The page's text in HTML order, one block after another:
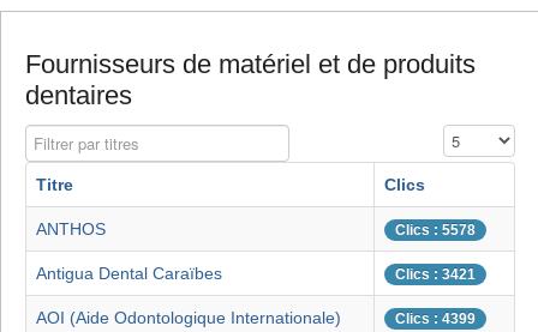
Fournisseurs de matériel et de produits
dentaires
Filtrer par titres Affichage #
Titre Clics
ANTHOS Clics : 5578
Antigua Dental Caraïbes Clics : 3421
AOI (Aide Odontologique Internationale) Clics : 4399